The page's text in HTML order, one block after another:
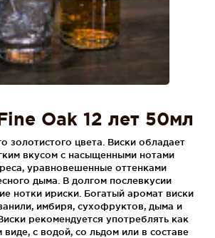
Oak 12 лет 50мл
золотистого цвета. Виски обладает
вкусом с насыщенными нотами
уравновешенные оттенками
дыма. В долгом послевкусии
нотки ириски. Богатый аромат виски
имбиря, сухофруктов, дыма и
рекомендуется употреблять как
виде, с водой, со льдом или в составе